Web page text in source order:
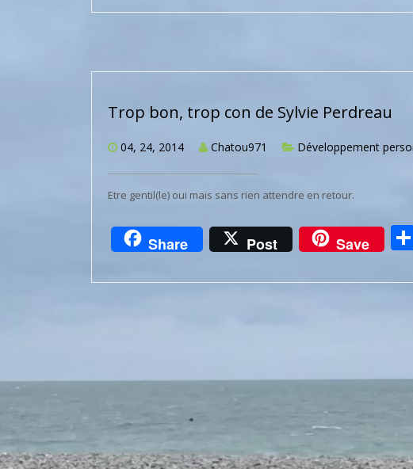
Trop bon, trop con de Sylvie Perdreau
04, 24, 2014 Chatou971 Développement
Etre gentil(le) oui mais sans rien attendre en retour.
Share Post Save